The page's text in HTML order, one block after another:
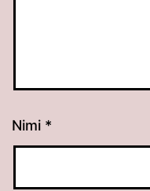
Nimi *